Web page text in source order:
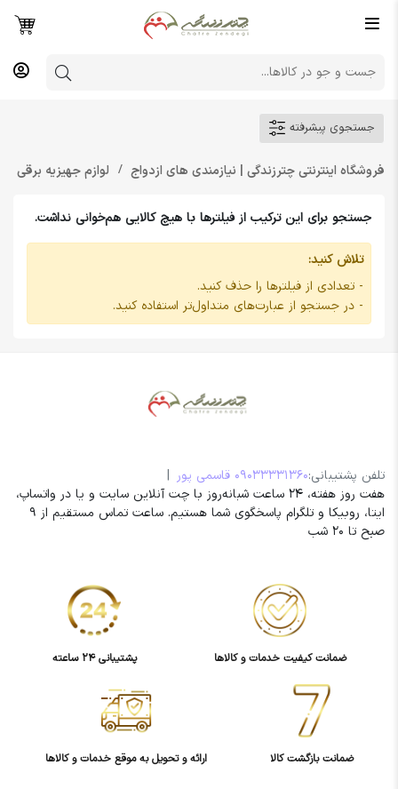
جستجوی پیشرفته
فروشگاه اینترنتی چترزندگی | نیازمندی های ازدواج لوازم جهیزیه برقی
جستجو برای این ترکیب از فیلترها با هیچ کالایی هم‌خوانی نداشت.
تلاش کنید:
- تعدادی از فیلترها را حذف کنید.
- در جستجو از عبارت‌های متداول‌تر استفاده کنید.
تلفن پشتیبانی:09033331360 قاسمی پور
|
هفت روز هفته، 24 ساعت شبانه‌روز با چت آنلاین سایت و یا در واتساپ،
ایتا، روبیکا و تلگرام پاسخگوی شما هستیم. ساعت تماس مستقیم از 9
صبح تا 20 شب
ضمانت کیفیت خدمات و کالاها پشتیبانی 24 ساعته
ضمانت بازگشت کالا ارائه و تحویل به موقع خدمات و کالاها